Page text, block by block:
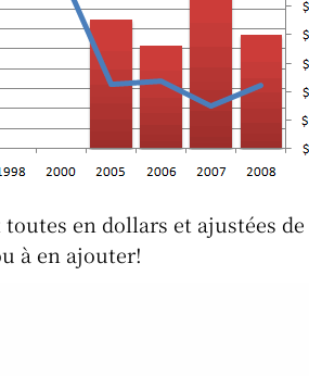
en dollars et ajustées
à en ajouter!